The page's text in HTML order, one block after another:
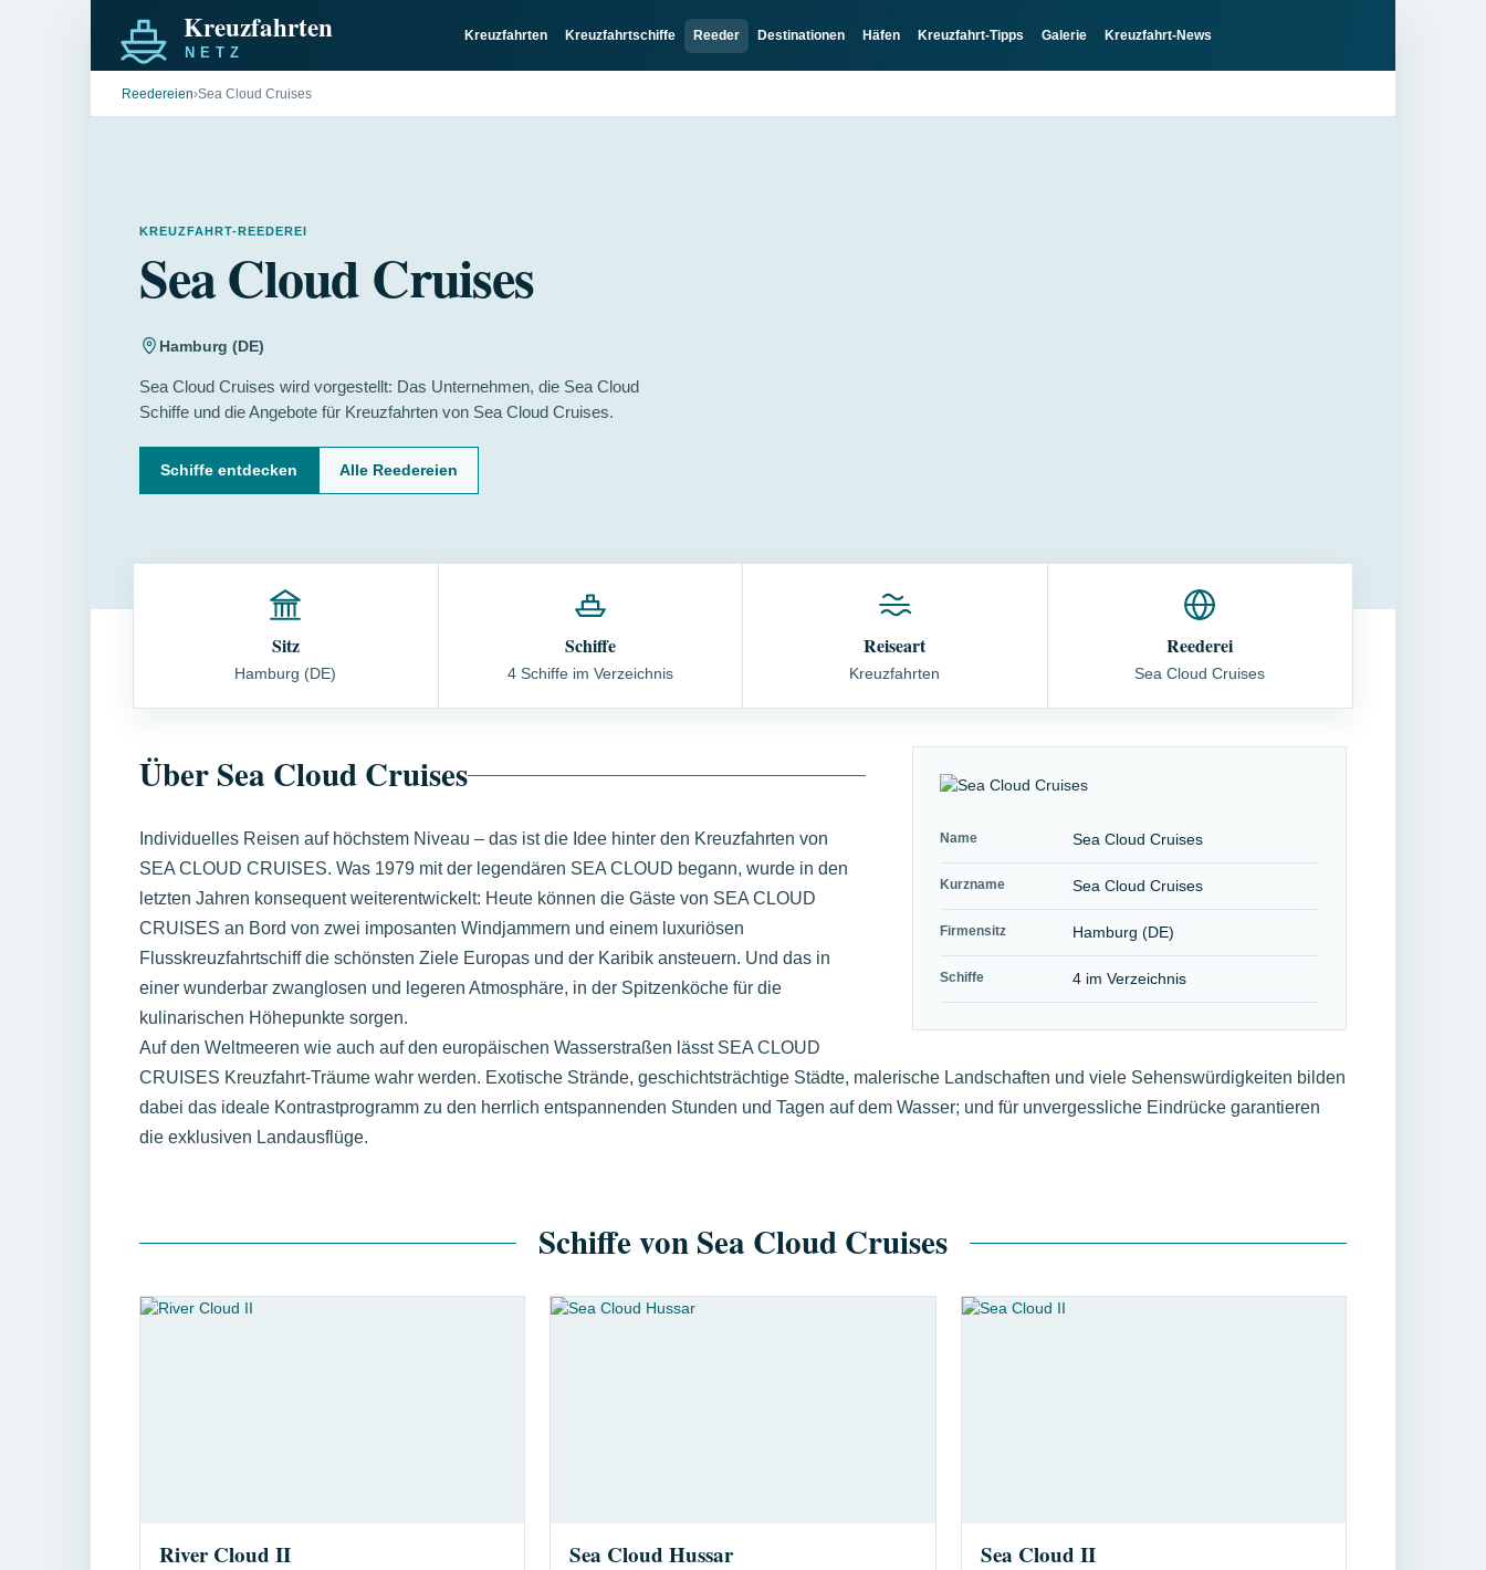
Kreuzfahrten Kreuzfahrtschiffe Reeder Destinationen Häfen Kreuzfahrt-Tipps Galerie Kreuzfahrt-News
Reedereien›Sea Cloud Cruises
KREUZFAHRT-REEDEREI
Sea Cloud Cruises
Hamburg (DE)
Sea Cloud Cruises wird vorgestellt: Das Unternehmen, die Sea Cloud
Schiffe und die Angebote für Kreuzfahrten von Sea Cloud Cruises.
Schiffe entdecken Alle Reedereien
Sitz
Hamburg (DE)
Schiffe
4 Schiffe im Verzeichnis
Reiseart
Kreuzfahrten
Reederei
Sea Cloud Cruises
Name Sea Cloud Cruises
Kurzname Sea Cloud Cruises
Firmensitz Hamburg (DE)
Schiffe 4 im Verzeichnis
Über Sea Cloud Cruises
Individuelles Reisen auf höchstem Niveau – das ist die Idee hinter den Kreuzfahrten von
SEA CLOUD CRUISES. Was 1979 mit der legendären SEA CLOUD begann, wurde in den
letzten Jahren konsequent weiterentwickelt: Heute können die Gäste von SEA CLOUD
CRUISES an Bord von zwei imposanten Windjammern und einem luxuriösen
Flusskreuzfahrtschiff die schönsten Ziele Europas und der Karibik ansteuern. Und das in
einer wunderbar zwanglosen und legeren Atmosphäre, in der Spitzenköche für die
kulinarischen Höhepunkte sorgen.
Auf den Weltmeeren wie auch auf den europäischen Wasserstraßen lässt SEA CLOUD
CRUISES Kreuzfahrt-Träume wahr werden. Exotische Strände, geschichtsträchtige Städte, malerische Landschaften und viele Sehenswürdigkeiten bilden
dabei das ideale Kontrastprogramm zu den herrlich entspannenden Stunden und Tagen auf dem Wasser; und für unvergessliche Eindrücke garantieren
die exklusiven Landausflüge.
Schiffe von Sea Cloud Cruises
River Cloud II Sea Cloud Hussar Sea Cloud II